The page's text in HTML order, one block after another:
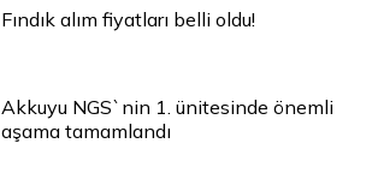
Fındık alım fiyatları belli oldu!
Akkuyu NGS`nin 1. ünitesinde önemli
aşama tamamlandı